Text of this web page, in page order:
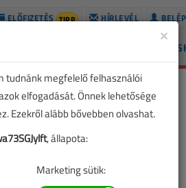
HÍRLEVÉL
ELŐFIZETÉS TIPP
×
tudnánk megfelelő felhasználói
elfogadását. Önnek lehetősége
Ezekről alább bővebben olvashat.
, állapota:
Marketing sütik: